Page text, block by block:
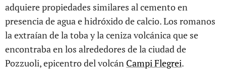
adquiere propiedades similares al cemento en
presencia de agua e hidróxido de calcio. Los romanos
la extraían de la toba y la ceniza volcánica que se
encontraba en los alrededores de la ciudad de
Pozzuoli, epicentro del volcán Campi Flegrei.